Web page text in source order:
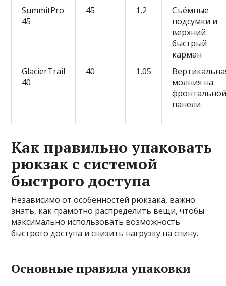
SummitPro
45
45 1,2
Съёмные
подсумки и
верхний
быстрый
карман
GlacierTrail
40
40 1,05
молния на
панели
Как правильно упаковать
рюкзак с системой
быстрого доступа
Независимо от особенностей рюкзака, важно
знать, как грамотно распределить вещи, чтобы
максимально использовать возможность
быстрого доступа и снизить нагрузку на спину.
Основные правила упаковки